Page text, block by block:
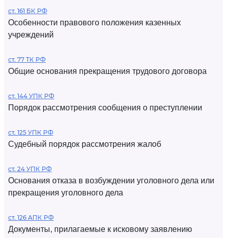
ст. 161 БК РФ
Особенности правового положения казенных
учреждений
ст. 77 ТК РФ
Общие основания прекращения трудового договора
ст. 144 УПК РФ
Порядок рассмотрения сообщения о преступлении
ст. 125 УПК РФ
Судебный порядок рассмотрения жалоб
ст. 24 УПК РФ
Основания отказа в возбуждении уголовного дела или
прекращения уголовного дела
ст. 126 АПК РФ
Документы, прилагаемые к исковому заявлению